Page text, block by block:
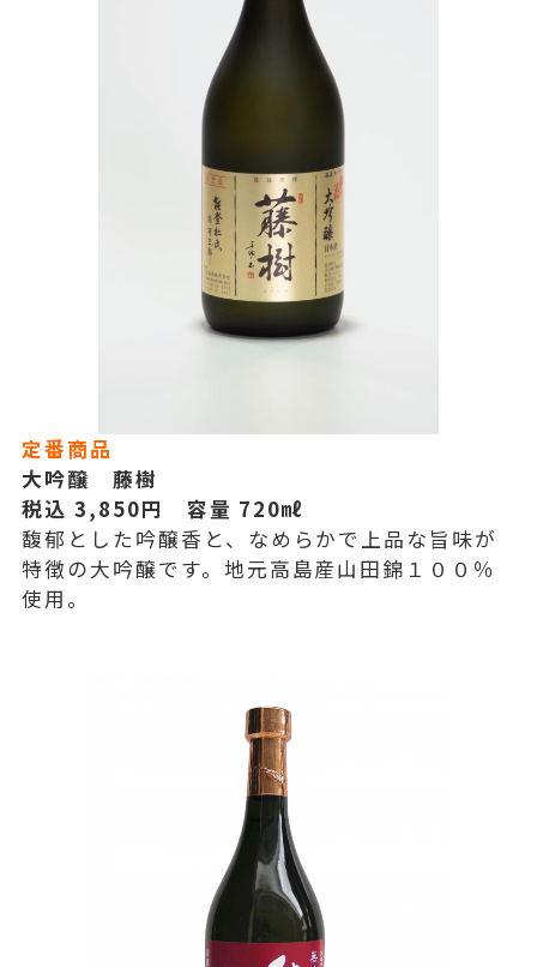
定番商品
大吟醸 藤樹
税込 3,850円 容量 720㎖
馥郁とした吟醸香と、なめらかで上品な旨味が
特徴の大吟醸です。地元高島産山田錦１００％
使用。